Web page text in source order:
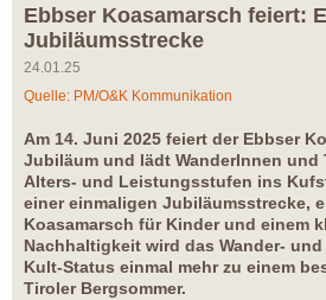
Ebbser Koasamarsch feiert:
Jubiläumsstrecke
24.01.25
Quelle: PM/O&K Kommunikation
Am 14. Juni 2025 feiert der Ebbser
Jubiläum und lädt WanderInnen und
Alters- und Leistungsstufen ins
einer einmaligen Jubiläumsstrecke,
Koasamarsch für Kinder und einem
Nachhaltigkeit wird das Wander-
Kult-Status einmal mehr zu einem
Tiroler Bergsommer.